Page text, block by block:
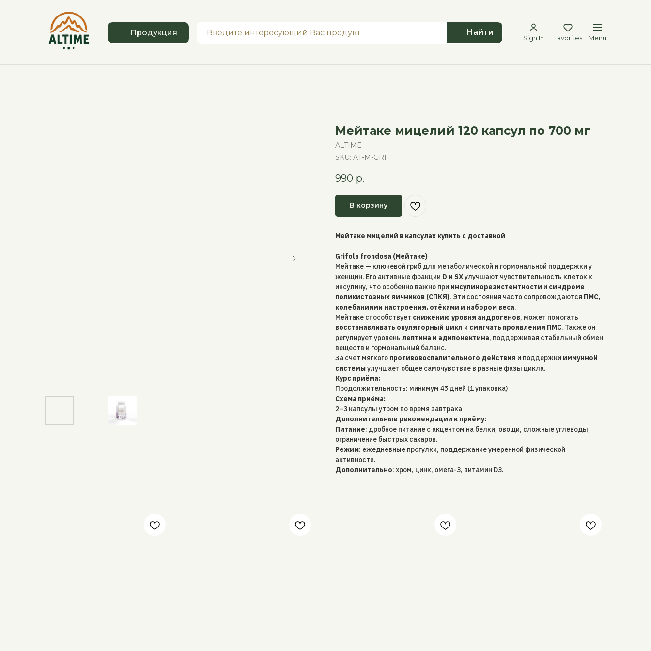
Продукция Найти
Sign In Favorites Menu
Мейтаке мицелий 120 капсул по 700 мг
ALTIME
SKU: AT-M-GRI
990 р.
В корзину
Мейтаке мицелий в капсулах купить с доставкой
Grifola frondosa (Мейтаке)
Мейтаке — ключевой гриб для метаболической и гормональной поддержки у
женщин. Его активные фракции D и SXулучшают чувствительность клеток к
инсулину, что особенно важно при инсулинорезистентности и синдроме
поликистозных яичников (СПКЯ). Эти состояния часто сопровождаются ПМС,
колебаниями настроения, отёками и набором веса.
Мейтаке способствует снижению уровня андрогенов, может помогать
восстанавливать овуляторный цикл и смягчать проявления ПМС. Также он
регулирует уровень лептина и адипонектина, поддерживая стабильный обмен
веществ и гормональный баланс.
За счёт мягкого противовоспалительного действия и поддержки иммунной
системыулучшает общее самочувствие в разные фазы цикла.
Курс приёма:
Продолжительность: минимум 45 дней (1 упаковка)
Схема приёма:
2–3 капсулы утром во время завтрака
Дополнительные рекомендации к приёму:
Питание: дробное питание с акцентом на белки, овощи, сложные углеводы,
ограничение быстрых сахаров.
Режим: ежедневные прогулки, поддержание умеренной физической
активности.
Дополнительно: хром, цинк, омега-3, витамин D3.